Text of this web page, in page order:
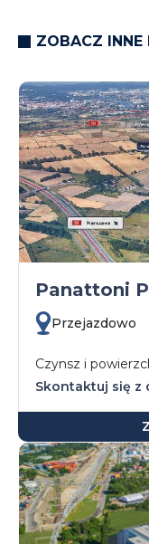
ZOBACZ INNE
Panattoni
Przejazdowo
Czynsz i
Skontaktuj się z